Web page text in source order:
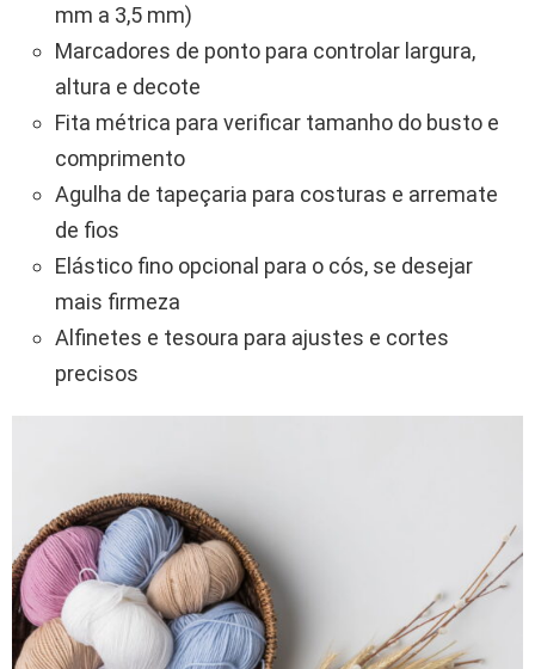
mm a 3,5 mm)
Marcadores de ponto para controlar largura,
altura e decote
Fita métrica para verificar tamanho do busto e
comprimento
Agulha de tapeçaria para costuras e arremate
de fios
Elástico fino opcional para o cós, se desejar
mais firmeza
Alfinetes e tesoura para ajustes e cortes
precisos